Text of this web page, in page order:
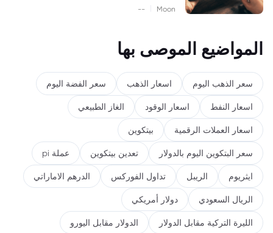
Moon
--
المواضيع الموصى بها
سعر الذهب اليوم اسعار الذهب سعر الفضة اليوم
اسعار النفط اسعار الوقود الغاز الطبيعي
اسعار العملات الرقمية بيتكوين
سعر البتكوين اليوم بالدولار تعدين بيتكوين عملة pi
ايثريوم الريبل تداول الفوركس الدرهم الاماراتي
الريال السعودي دولار أمريكي
الليرة التركية مقابل الدولار الدولار مقابل اليورو